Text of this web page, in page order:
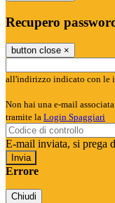
Recupero
button close ×
all'indirizzo indicato con le
Non hai una e-mail
tramite la Login Spaggiari
E-mail inviata, si prega
Errore
Chiudi